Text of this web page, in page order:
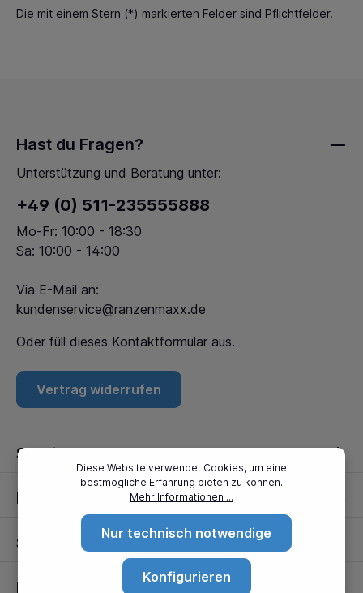
Die mit einem Stern (*) markierten Felder sind Pflichtfelder.
Partner
Standorte
Hast du Fragen?
Unterstützung und Beratung unter:
+49 (0) 511-235555888
Mo-Fr: 10:00 - 18:30
Sa: 10:00 - 14:00
Via E-Mail an:
kundenservice@ranzenmaxx.de
Oder füll dieses Kontaktformular aus.
Vertrag widerrufen
Service
Informationen
Diese Website verwendet Cookies, um eine
bestmögliche Erfahrung bieten zu können.
Mehr Informationen ...
Nur technisch notwendige
Konfigurieren